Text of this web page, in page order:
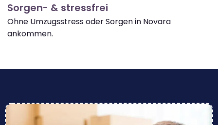
Sorgen- & stressfrei
Ohne Umzugsstress oder Sorgen in Novara
ankommen.